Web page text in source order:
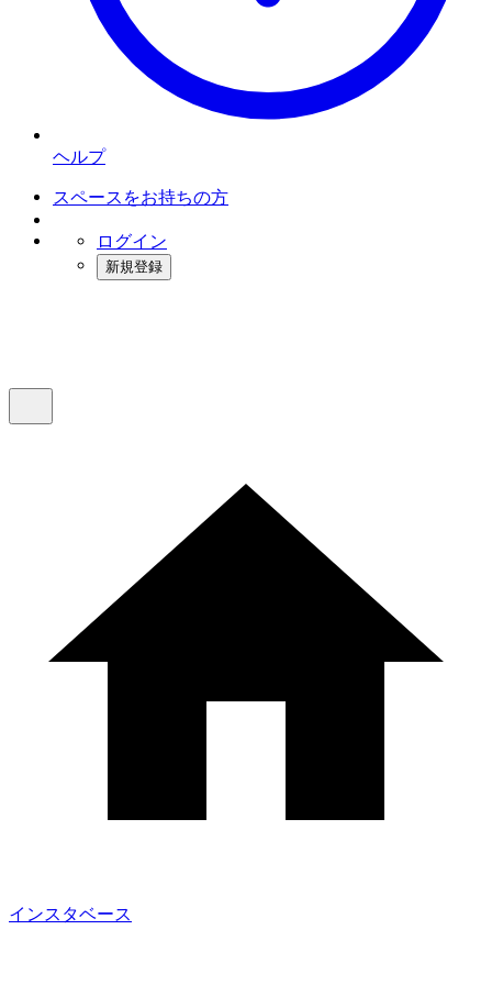
ヘルプ
スペースをお持ちの方
ログイン
新規登録
インスタベース